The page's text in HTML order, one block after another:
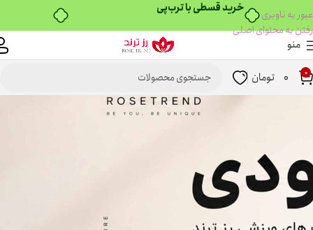
خرید قسطی با ترب‌پی
عبور به ناوبری
رفتن به محتوای اصلی
منو
0
0 تومان